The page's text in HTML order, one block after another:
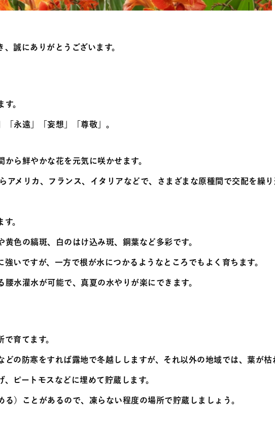
誠にありがとうございます。
。
永遠」「妄想」「尊敬」。
ら鮮やかな花を元気に咲かせます。
アメリカ、フランス、イタリアなどで、さまざまな原種間で交配を繰り
。
色の縞斑、白のはけ込み斑、銅葉など多彩です。
いですが、一方で根が水につかるようなところでもよく育ちます。
水灌水が可能で、真夏の水やりが楽にできます。
育てます。
どの防寒をすれば露地で冬越ししますが、それ以外の地域では、葉が
ピートモスなどに埋めて貯蔵します。
）ことがあるので、凍らない程度の場所で貯蔵しましょう。